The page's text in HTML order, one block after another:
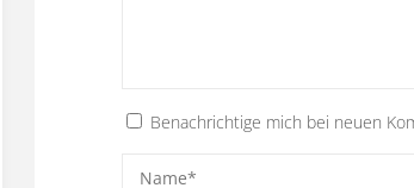
Benachrichtige mich bei neuen